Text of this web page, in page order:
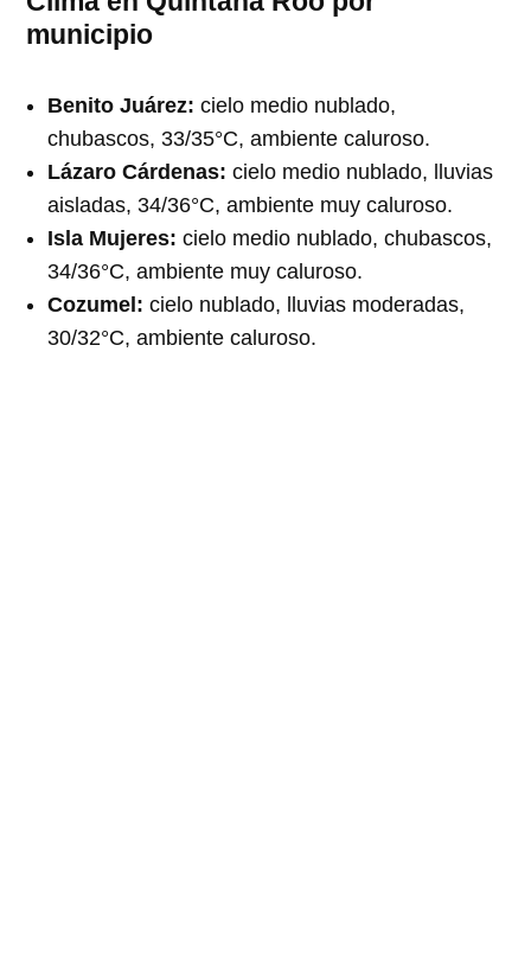
municipio
Benito Juárez: cielo medio nublado,
chubascos, 33/35°C, ambiente caluroso.
Lázaro Cárdenas: cielo medio nublado, lluvias
aisladas, 34/36°C, ambiente muy caluroso.
Isla Mujeres: cielo medio nublado, chubascos,
34/36°C, ambiente muy caluroso.
Cozumel: cielo nublado, lluvias moderadas,
30/32°C, ambiente caluroso.